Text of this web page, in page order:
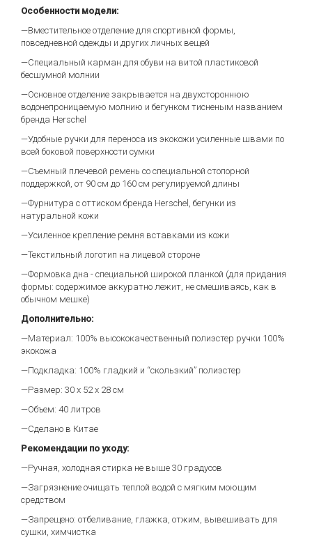
Особенности модели:
—Вместительное отделение для спортивной формы,
повседневной одежды и других личных вещей
—Специальный карман для обуви на витой пластиковой
бесшумной молнии
—Основное отделение закрывается на двухстороннюю
водонепроницаемую молнию и бегунком тисненым названием
бренда Herschel
—Удобные ручки для переноса из экокожи усиленные швами по
всей боковой поверхности сумки
—Съемный плечевой ремень со специальной стопорной
поддержкой, от 90 см до 160 см регулируемой длины
—Фурнитура с оттиском бренда Herschel, бегунки из
натуральной кожи
—Усиленное крепление ремня вставками из кожи
—Текстильный логотип на лицевой стороне
—Формовка дна - специальной широкой планкой (для придания
формы: содержимое аккуратно лежит, не смешиваясь, как в
обычном мешке)
Дополнительно:
—Материал: 100% высококачественный полиэстер ручки 100%
экокожа
—Подкладка: 100% гладкий и “скользкий” полиэстер
—Размер: 30 х 52 х 28 см
—Объем: 40 литров
—Сделано в Китае
Рекомендации по уходу:
—Ручная, холодная стирка не выше 30 градусов
—Загрязнение очищать теплой водой с мягким моющим
средством
—Запрещено: отбеливание, глажка, отжим, вывешивать для
сушки, химчистка